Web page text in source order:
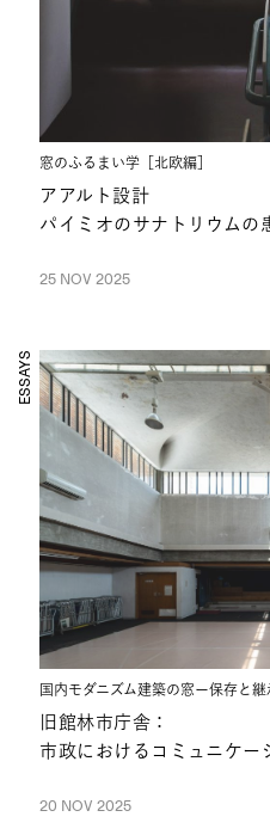
窓のふるまい学［北欧編］
アアルト設計
パイミオのサナトリウムの
25 NOV 2025
ESSAYS
国内モダニズム建築の窓ー保存と継
旧館林市庁舎：
市政におけるコミュニケー
20 NOV 2025